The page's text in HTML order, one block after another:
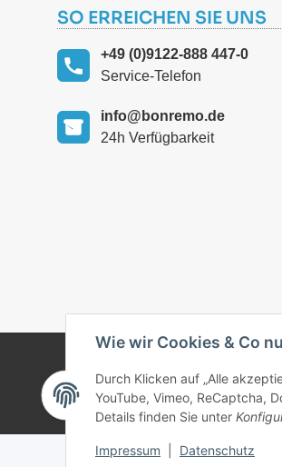
SO ERREICHEN SIE UNS
+49 (0)9122-888 447-0
Service-Telefon
info@bonremo.de
24h Verfügbarkeit
© 2025 bonremo.de. Alle Rechte
Wie wir Cookies & Co
Durch Klicken auf „Alle
YouTube, Vimeo, ReCaptcha,
Details finden Sie unter
Impressum Datenschutz